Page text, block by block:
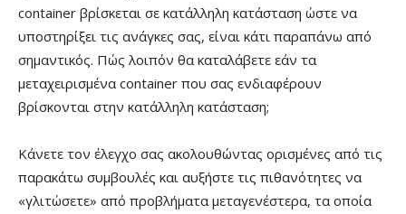
container βρίσκεται σε κατάλληλη κατάσταση ώστε να
υποστηρίξει τις ανάγκες σας, είναι κάτι παραπάνω από
σημαντικός. Πώς λοιπόν θα καταλάβετε εάν τα
μεταχειρισμένα container που σας ενδιαφέρουν
βρίσκονται στην κατάλληλη κατάσταση;
Κάνετε τον έλεγχο σας ακολουθώντας ορισμένες από τις
παρακάτω συμβουλές και αυξήστε τις πιθανότητες να
«γλιτώσετε» από προβλήματα μεταγενέστερα, τα οποία